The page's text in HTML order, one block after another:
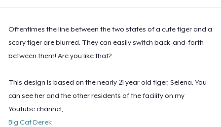
Oftentimes the line between the two states of a cute tiger and a
scary tiger are blurred. They can easily switch back-and-forth
between them! Are you like that?
This design is based on the nearly 21 year old tiger, Selena. You
can see her and the other residents of the facility on my
Youtube channel,
Big Cat Derek